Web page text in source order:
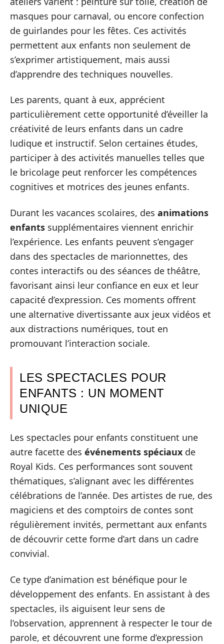
masques pour carnaval, ou encore confection
de guirlandes pour les fêtes. Ces activités
permettent aux enfants non seulement de
s’exprimer artistiquement, mais aussi
d’apprendre des techniques nouvelles.
Les parents, quant à eux, apprécient
particulièrement cette opportunité d’éveiller la
créativité de leurs enfants dans un cadre
ludique et instructif. Selon certaines études,
participer à des activités manuelles telles que
le bricolage peut renforcer les compétences
cognitives et motrices des jeunes enfants.
Durant les vacances scolaires, des animations
enfants supplémentaires viennent enrichir
l’expérience. Les enfants peuvent s’engager
dans des spectacles de marionnettes, des
contes interactifs ou des séances de théâtre,
favorisant ainsi leur confiance en eux et leur
capacité d’expression. Ces moments offrent
une alternative divertissante aux jeux vidéos et
aux distractions numériques, tout en
promouvant l’interaction sociale.
LES SPECTACLES POUR
ENFANTS : UN MOMENT
UNIQUE
Les spectacles pour enfants constituent une
autre facette des événements spéciaux de
Royal Kids. Ces performances sont souvent
thématiques, s’alignant avec les différentes
célébrations de l’année. Des artistes de rue, des
magiciens et des comptoirs de contes sont
régulièrement invités, permettant aux enfants
de découvrir cette forme d’art dans un cadre
convivial.
Ce type d’animation est bénéfique pour le
développement des enfants. En assistant à des
spectacles, ils aiguisent leur sens de
l’observation, apprennent à respecter le tour de
parole, et découvrent une forme d’expression